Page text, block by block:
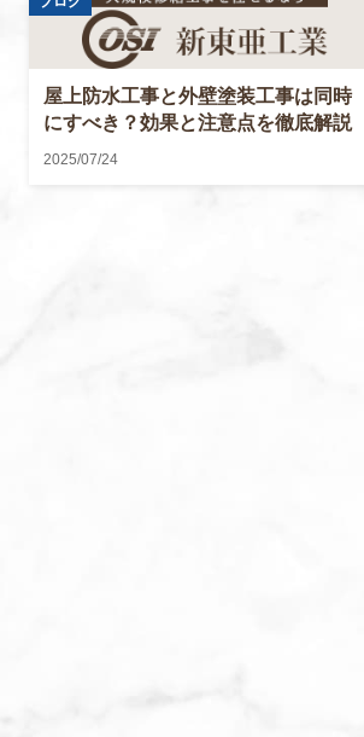
屋上防水工事と外壁塗装工事は同時
にすべき？効果と注意点を徹底解説
2025/07/24